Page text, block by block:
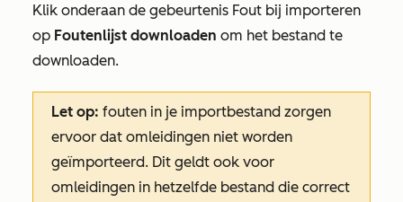
Klik onderaan de gebeurtenis Fout bij importeren
op Foutenlijst downloaden om het bestand te
downloaden.
Let op: fouten in je importbestand zorgen
ervoor dat omleidingen niet worden
geïmporteerd. Dit geldt ook voor
omleidingen in hetzelfde bestand die correct